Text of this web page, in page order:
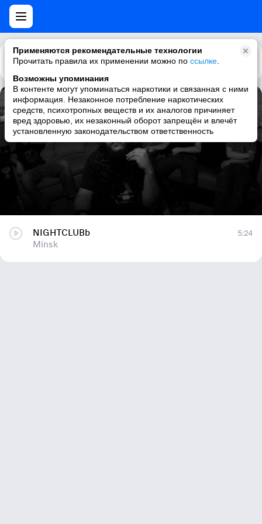
Применяются рекомендательные технологии
Прочитать правила их применении можно по ссылке
Возможны упоминания
В контенте могут упоминаться наркотики и связанная с ними
информация. Незаконное потребление наркотических
средств, психотропных веществ и их аналогов причиняет
вред здоровью, их незаконный оборот запрещён и влечёт
установленную законодательством ответственность
Каталог Рекомендации
NIGHTCLUBb
Minsk
NIGHTCLUBb
Minsk
5:24